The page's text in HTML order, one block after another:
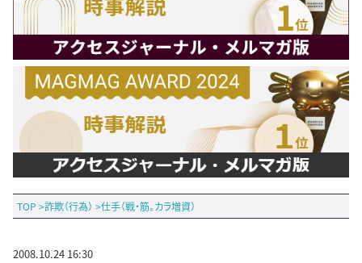
TOP >詐欺（行為） >仕手（戦・筋。カラ増資）
2008.10.24 16:30